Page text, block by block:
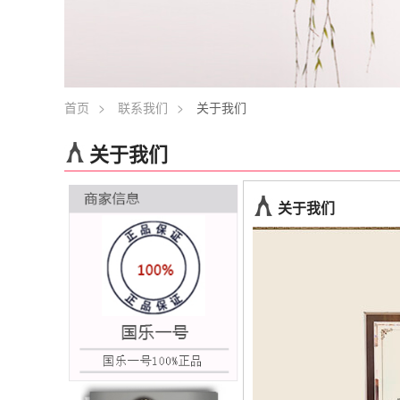
首页 > 联系我们 > 关于我们
关于我们
关于我们